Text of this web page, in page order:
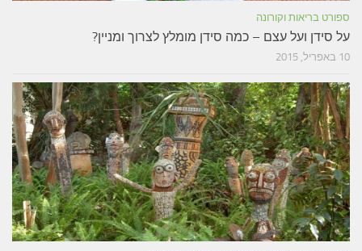
ספורט בריאות וקורונה
על סידן ועל עצם – כמה סידן מומלץ לצרוך ומניין?
10 באפריל, 2015